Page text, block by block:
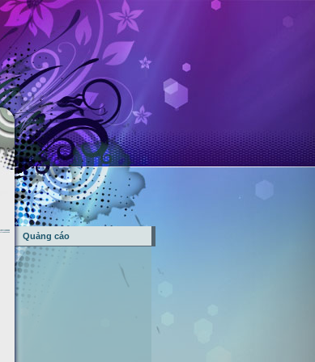
Quảng cáo